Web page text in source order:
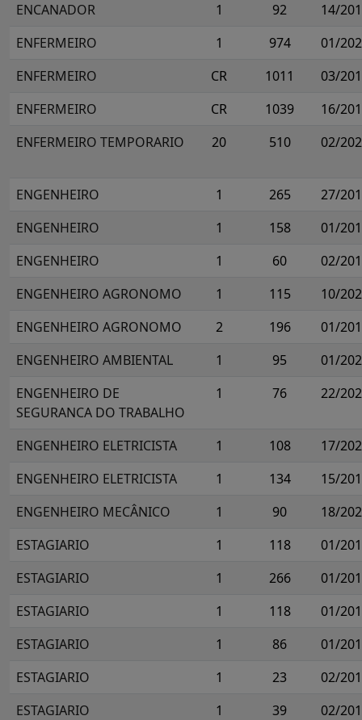
ENCANADOR
1 92
14/
ENFERMEIRO
1 974
01/
ENFERMEIRO
CR 1011
03/
ENFERMEIRO
CR 1039
16/
ENFERMEIRO TEMPORARIO
20 510 02/
ENGENHEIRO 1 265
27/
ENGENHEIRO
1 158
01/
ENGENHEIRO
1 60
02/
ENGENHEIRO AGRONOMO
1 115
10/
ENGENHEIRO AGRONOMO
2 196
01/
ENGENHEIRO AMBIENTAL
1 95
01/
ENGENHEIRO DE
SEGURANCA DO TRABALHO
1 76 22/
ENGENHEIRO ELETRICISTA 1 108
17/
ENGENHEIRO ELETRICISTA
1 134
15/
ENGENHEIRO MECÂNICO
1 90
18/
ESTAGIARIO
1 118
01/
ESTAGIARIO
1 266
01/
ESTAGIARIO
1 118
01/
ESTAGIARIO
1 86
01/
ESTAGIARIO
1 23
02/
ESTAGIARIO
1 39
02/